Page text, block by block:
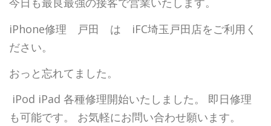
iPhone修理 戸田 は iFC埼玉戸田店をご利用く
ださい。
おっと忘れてました。
iPod iPad 各種修理開始いたしました。 即日修理
も可能です。 お気軽にお問い合わせ願います。